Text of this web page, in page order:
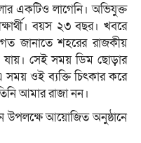
একটিও লাগেনি। অভিযুক্ত
বয়স ২৩ বছর। খবরে
জানাতে শহরের রাজকীয়
যায়। সেই সময় ডিম ছোড়ার
ওই ব্যক্তি চিৎকার করে
আমার রাজা নন।
উপলক্ষে আয়োজিত অনুষ্ঠানে